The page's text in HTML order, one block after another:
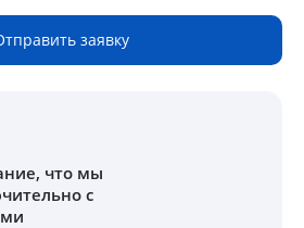
заявку
, что мы
с